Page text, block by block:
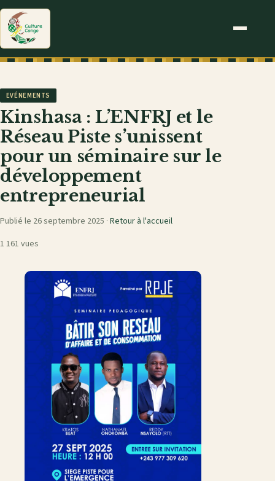
EVÉNEMENTS
Kinshasa : L’ENFRJ et le
Réseau Piste s’unissent
pour un séminaire sur le
développement
entrepreneurial
Publié le 26 septembre 2025 · Retour à l'accueil
1 161 vues